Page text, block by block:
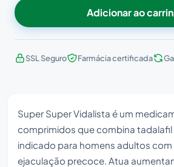
Adicionar ao
SSL Seguro Farmácia certificada
Super Super Vidalista é um
comprimidos que combina tadalafil
indicado para homens adultos
ejaculação precoce. Atua